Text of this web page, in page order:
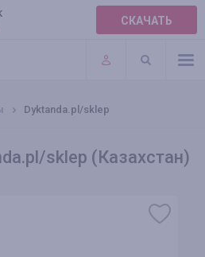
СКАЧАТЬ
Dyktanda.pl/sklep
sklep (Казахстан)